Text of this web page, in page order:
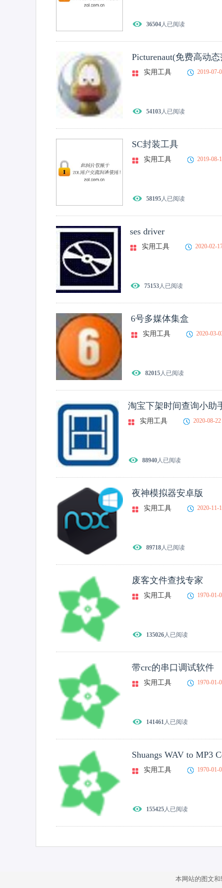
36504人已阅读
Picturenaut(免费高动
实用工具 2019-07-
54103人已阅读
SC封装工具
实用工具 2019-08-
58195人已阅读
ses driver
实用工具 2020-02-
75153人已阅读
6号多媒体集盒
实用工具 2020-03-
82015人已阅读
淘宝下架时间查询小助
实用工具 2020-08-22
88940人已阅读
夜神模拟器安卓版
实用工具 2020-11-
89718人已阅读
废客文件查找专家
实用工具 1970-01-
135026人已阅读
带crc的串口调试软件
实用工具 1970-01-
141461人已阅读
Shuangs WAV to MP3
实用工具 1970-01-
155425人已阅读
本网站的图文